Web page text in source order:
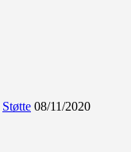
Støtte 08/11/2020